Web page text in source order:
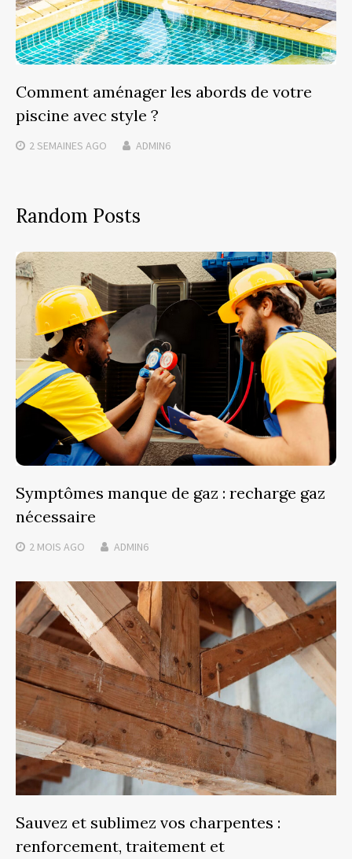
Comment aménager les abords de votre
piscine avec style ?
2 SEMAINES AGO ADMIN6
Random Posts
Symptômes manque de gaz : recharge gaz
nécessaire
2 MOIS AGO ADMIN6
Sauvez et sublimez vos charpentes :
renforcement, traitement et